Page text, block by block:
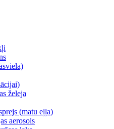
želeja
(matu eļļa)
aerosols